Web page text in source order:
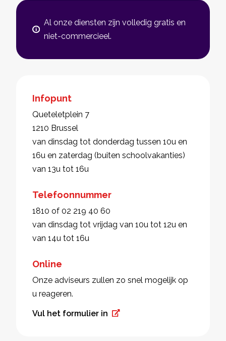
Al onze diensten zijn volledig gratis en
niet-commercieel.
Infopunt
Queteletplein 7
1210 Brussel
van dinsdag tot donderdag tussen 10u en
16u en zaterdag (buiten schoolvakanties)
van 13u tot 16u
Telefoonnummer
1810 of 02 219 40 60
van dinsdag tot vrijdag van 10u tot 12u en
van 14u tot 16u
Online
Onze adviseurs zullen zo snel mogelijk op
u reageren.
Vul het formulier in